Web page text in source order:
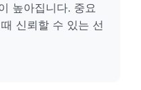
높아집니다. 중요
신뢰할 수 있는 선